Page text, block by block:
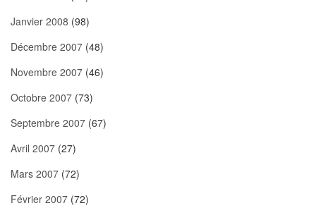
Janvier 2008 (98)
Décembre 2007 (48)
Novembre 2007 (46)
Octobre 2007 (73)
Septembre 2007 (67)
Avril 2007 (27)
Mars 2007 (72)
Février 2007 (72)